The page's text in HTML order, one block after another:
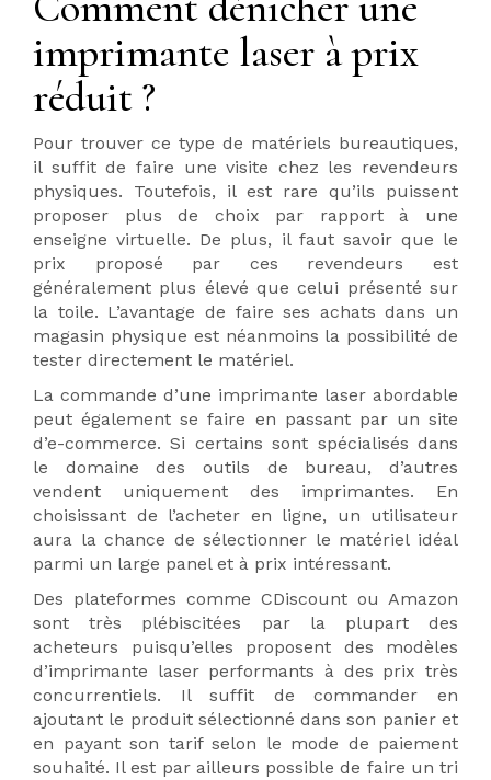
imprimante laser à prix
réduit ?
Pour trouver ce type de matériels bureautiques,
il suffit de faire une visite chez les revendeurs
physiques. Toutefois, il est rare qu’ils puissent
proposer plus de choix par rapport à une
enseigne virtuelle. De plus, il faut savoir que le
prix proposé par ces revendeurs est
généralement plus élevé que celui présenté sur
la toile. L’avantage de faire ses achats dans un
magasin physique est néanmoins la possibilité de
tester directement le matériel.
La commande d’une imprimante laser abordable
peut également se faire en passant par un site
d’e-commerce. Si certains sont spécialisés dans
le domaine des outils de bureau, d’autres
vendent uniquement des imprimantes. En
choisissant de l’acheter en ligne, un utilisateur
aura la chance de sélectionner le matériel idéal
parmi un large panel et à prix intéressant.
Des plateformes comme CDiscount ou Amazon
sont très plébiscitées par la plupart des
acheteurs puisqu’elles proposent des modèles
d’imprimante laser performants à des prix très
concurrentiels. Il suffit de commander en
ajoutant le produit sélectionné dans son panier et
en payant son tarif selon le mode de paiement
souhaité. Il est par ailleurs possible de faire un tri